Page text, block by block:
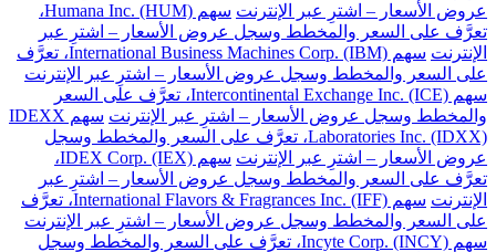
عروض الأسعار – اشترِ عبر الإنترنت
سهم Humana Inc. (HUM)،
تعرَّف على السعر والمخطط وسجل عروض الأسعار – اشترِ عبر
الإنترنت
سهم International Business Machines Corp. (IBM)، تعرَّف
على السعر والمخطط وسجل عروض الأسعار – اشترِ عبر الإنترنت
سهم Intercontinental Exchange Inc. (ICE)، تعرَّف على السعر
والمخطط وسجل عروض الأسعار – اشترِ عبر الإنترنت
سهم IDEXX
Laboratories Inc. (IDXX)، تعرَّف على السعر والمخطط وسجل
عروض الأسعار – اشترِ عبر الإنترنت
سهم IDEX Corp. (IEX)،
تعرَّف على السعر والمخطط وسجل عروض الأسعار – اشترِ عبر
الإنترنت
سهم International Flavors & Fragrances Inc. (IFF)، تعرَّف
على السعر والمخطط وسجل عروض الأسعار – اشترِ عبر الإنترنت
سهم Incyte Corp. (INCY)، تعرَّف على السعر والمخطط وسجل